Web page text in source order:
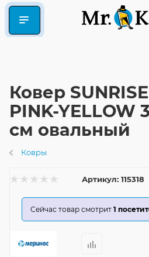
Ковер
PINK-YELLOW
см овальный
Ковры
Артикул: 115318
Сейчас товар смотрит 1